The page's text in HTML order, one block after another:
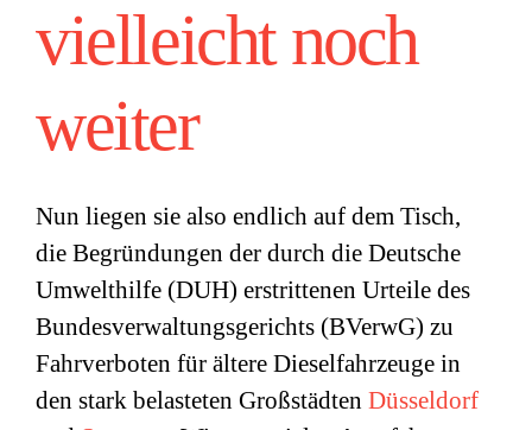
vielleicht noch
weiter
Nun liegen sie also endlich auf dem Tisch,
die Begründungen der durch die Deutsche
Umwelthilfe (DUH) erstrittenen Urteile des
Bundesverwaltungsgerichts (BVerwG) zu
Fahrverboten für ältere Dieselfahrzeuge in
den stark belasteten Großstädten Düsseldorf